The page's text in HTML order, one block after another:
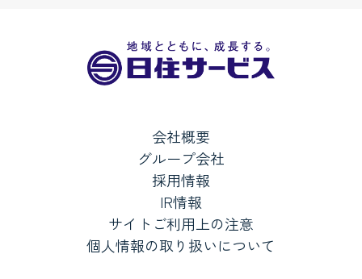
会社概要
グループ会社
採用情報
IR情報
サイトご利用上の注意
個人情報の取り扱いについて